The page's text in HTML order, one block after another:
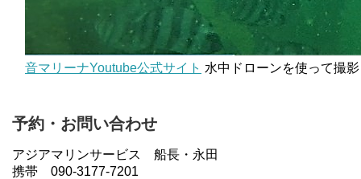
音マリーナYoutube公式サイト 水中ドローンを使って撮
予約・お問い合わせ
アジアマリンサービス 船長・永田
携帯 090-3177-7201